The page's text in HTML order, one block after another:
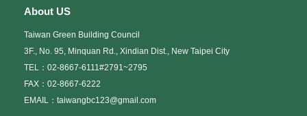
About US
Taiwan Green Building Council
3F., No. 95, Minquan Rd., Xindian Dist., New Taipei City
TEL：02-8667-6111#2791~2795
FAX：02-8667-6222
EMAIL：taiwangbc123@gmail.com